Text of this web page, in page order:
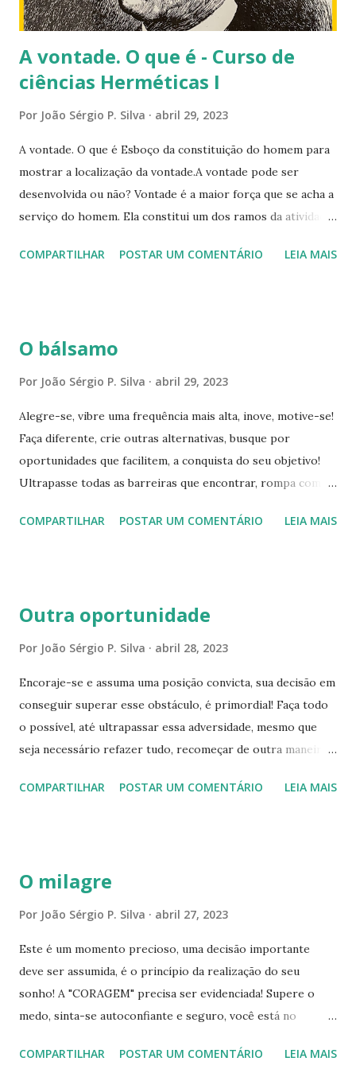
é a luz da sua intuição, o por...
A vontade. O que é - Curso de
ciências Herméticas I
Por João Sérgio P. Silva abril 29, 2023
A vontade. O que é Esboço da constituição do homem para
mostrar a localização da vontade.A vontade pode ser
desenvolvida ou não? Vontade é a maior força que se acha a
serviço do homem. Ela constitui um dos ramos da atividade.
humana, com suas numerosas dificuldades, não tem outro
faculdade ativa e realizadora por excelência, é, ao mesmo
expressão do nosso livre-arbítrio, desta voz da nossa mais
alta consciência, que, infelizmente, nos chega, às vezes, tão
disfarçada que é quase impossível de se conhecer. Outrora,
quando mestre Buridan propunha ao seu auditório
igualmente solicitado ...
COMPARTILHAR POSTAR UM COMENTÁRIO LEIA MAIS
O bálsamo
Por João Sérgio P. Silva abril 29, 2023
Alegre-se, vibre uma frequência mais alta, inove, motive-se!
Faça diferente, crie outras alternativas, busque por
oportunidades que facilitem, a conquista do seu objetivo!
Ultrapasse todas as barreiras que encontrar, rompa com
usufrua melhor da liberdade de raciocínio! Tenha
permita-se estagnar! A vida é dinâmica e renovação
arquiteto, executor, diretor e beneficiário, ou seja, seu
propósito é você, e ele, é a razão do seu progresso e
evolução, sendo sua missão atual de vida. Mesmo com as
adversidades que o mundo apresenta, elas possuem a
de transformá-lo, em uma pessoa altamente compe...
COMPARTILHAR POSTAR UM COMENTÁRIO LEIA MAIS
Outra oportunidade
Por João Sérgio P. Silva abril 28, 2023
Encoraje-se e assuma uma posição convicta, sua decisão em
conseguir superar esse obstáculo, é primordial! Faça todo
o possível, até ultrapassar essa adversidade, mesmo que
seja necessário refazer tudo, recomeçar de outra maneira.
especialização, vá estude! Conhecimento é fundamental,
possui todas as características de um grande vencedor,
defina um objetivo onde deseja chegar, crie pontes,
desenvolva soluções inovadoras, transforme o impossível
em uma conquista! Seja insistente e recomece quantas
vezes for necessário, se caiu, levante-se! Seu lugar é no
dia, uma nova c...
COMPARTILHAR POSTAR UM COMENTÁRIO LEIA MAIS
O milagre
Por João Sérgio P. Silva abril 27, 2023
Este é um momento precioso, uma decisão importante
deve ser assumida, é o princípio da realização do seu
sonho! A "CORAGEM" precisa ser evidenciada! Supere o
medo, sinta-se autoconfiante e seguro, você está no
emoção predomina em seu íntimo, é a certeza que sua
COMPARTILHAR POSTAR UM COMENTÁRIO LEIA MAIS